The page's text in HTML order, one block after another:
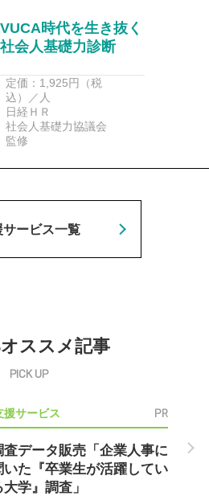
VUCA時代を生き抜く
社会人基礎力診断
定価：1,925円（税
込）／人
日経ＨＲ
社会人基礎力協議会
監修
サービス一覧
ススメ記事
援サービス PR
査データ販売「企業人事に
いた『卒業生が活躍してい
大学』調査」